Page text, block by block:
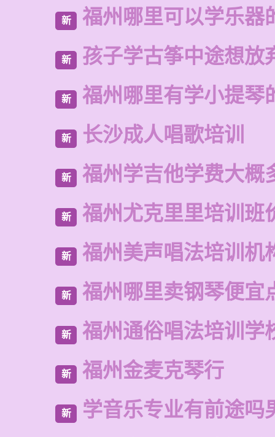
新 福州哪里可以学乐器
新 孩子学古筝中途想放
新 福州哪里有学小提琴
新 长沙成人唱歌培训
新 福州学吉他学费大概
新 福州尤克里里培训班
新 福州美声唱法培训机
新 福州哪里卖钢琴便宜
新 福州通俗唱法培训学
新 福州金麦克琴行
新 学音乐专业有前途吗